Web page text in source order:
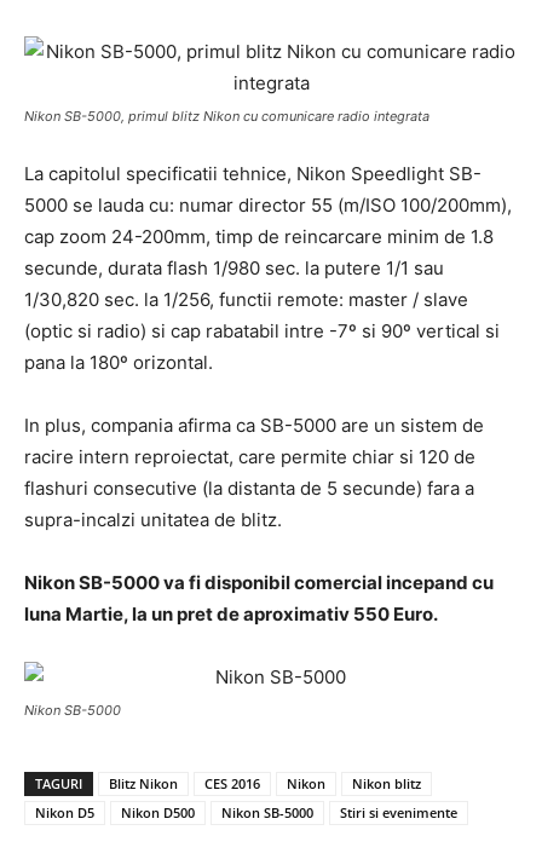
Nikon SB-5000, primul blitz Nikon cu comunicare radio integrata
La capitolul specificatii tehnice, Nikon Speedlight SB-
5000 se lauda cu: numar director 55 (m/ISO 100/200mm),
cap zoom 24-200mm, timp de reincarcare minim de 1.8
secunde, durata flash 1/980 sec. la putere 1/1 sau
1/30,820 sec. la 1/256, functii remote: master / slave
(optic si radio) si cap rabatabil intre -7º si 90º vertical si
pana la 180º orizontal.
In plus, compania afirma ca SB-5000 are un sistem de
racire intern reproiectat, care permite chiar si 120 de
flashuri consecutive (la distanta de 5 secunde) fara a
supra-incalzi unitatea de blitz.
Nikon SB-5000 va fi disponibil comercial incepand cu
luna Martie, la un pret de aproximativ 550 Euro.
Nikon SB-5000
TAGURI Blitz Nikon CES 2016 Nikon
Nikon blitz
Nikon D5
Nikon D500 Nikon SB-5000 Stiri si evenimente